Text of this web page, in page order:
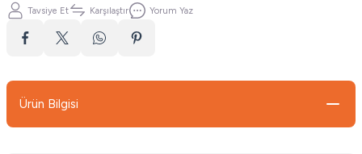
Tavsiye Et Karşılaştır Yorum Yaz
Ürün Bilgisi